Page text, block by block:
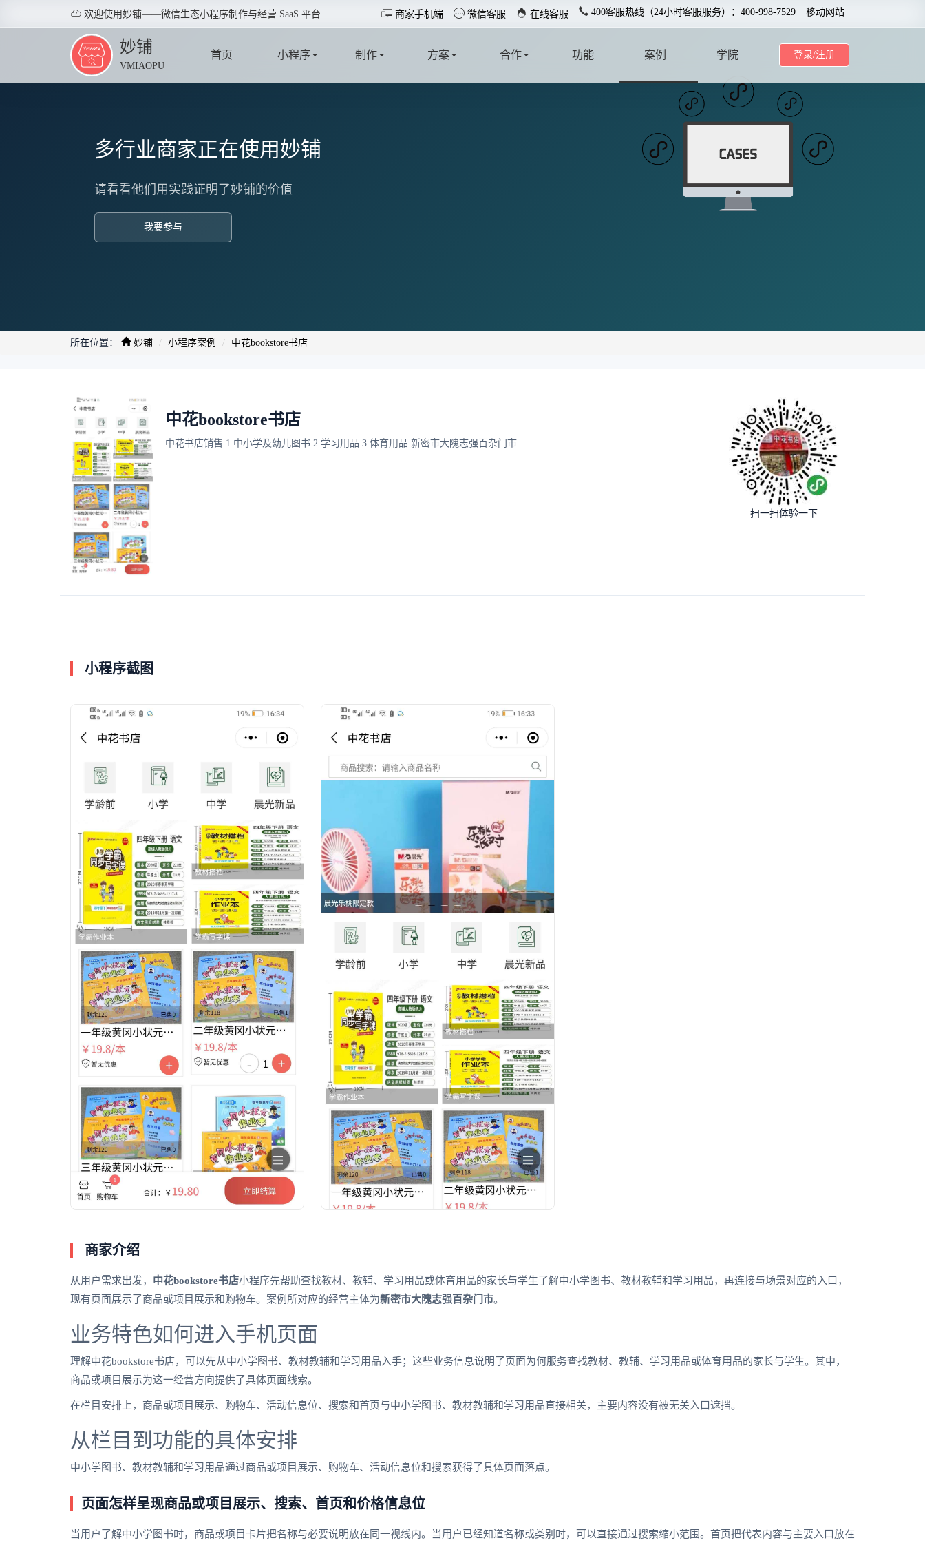
 欢迎使用妙铺——微信生态小程序制作与经营 SaaS 平台  商家手机端  微信客服  在线客服 400客服热线（24小时客服服务）：400-998-7529 移动网站
妙铺
VMIAOPU
登录/注册
首页 小程序 制作 方案 合作 功能 案例 学院
多行业商家正在使用妙铺
请看看他们用实践证明了妙铺的价值
我要参与
所在位置： 妙铺 小程序案例 中花bookstore书店
中花bookstore书店
中花书店销售 1.中小学及幼儿图书 2.学习用品 3.体育用品 新密市大隗志强百杂门市
扫一扫体验一下
小程序截图
商家介绍
从用户需求出发， 中花bookstore书店小程序先帮助查找教材、教辅、学习用品或体育用品的家长与学生了解中小学图书、教材教辅和学习用品，再连接与场景对应的入口，
现有页面展示了商品或项目展示和购物车。案例所对应的经营主体为新密市大隗志强百杂门市。
业务特色如何进入手机页面
理解中花bookstore书店，可以先从中小学图书、教材教辅和学习用品入手；这些业务信息说明了页面为何服务查找教材、教辅、学习用品或体育用品的家长与学生。其中，
商品或项目展示为这一经营方向提供了具体页面线索。
在栏目安排上，商品或项目展示、购物车、活动信息位、搜索和首页与中小学图书、教材教辅和学习用品直接相关，主要内容没有被无关入口遮挡。
从栏目到功能的具体安排
中小学图书、教材教辅和学习用品通过商品或项目展示、购物车、活动信息位和搜索获得了具体页面落点。
页面怎样呈现商品或项目展示、搜索、首页和价格信息位
当用户了解中小学图书时，商品或项目卡片把名称与必要说明放在同一视线内。当用户已经知道名称或类别时，可以直接通过搜索缩小范围。首页把代表内容与主要入口放在